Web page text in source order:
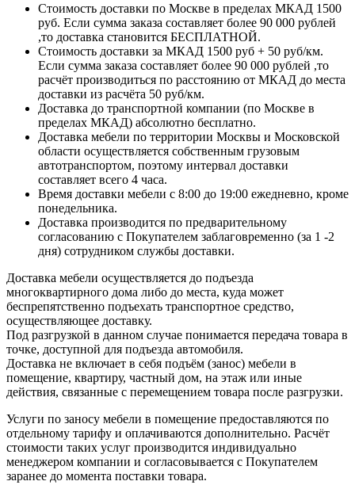
Стоимость доставки по Москве в пределах МКАД 1500
руб. Если сумма заказа составляет более 90 000 рублей
,то доставка становится БЕСПЛАТНОЙ.
Стоимость доставки за МКАД 1500 руб + 50 руб/км.
Если сумма заказа составляет более 90 000 рублей ,то
расчёт производиться по расстоянию от МКАД до места
доставки из расчёта 50 руб/км.
Доставка до транспортной компании (по Москве в
пределах МКАД) абсолютно бесплатно.
Доставка мебели по территории Москвы и Московской
области осуществляется собственным грузовым
автотранспортом, поэтому интервал доставки
составляет всего 4 часа.
Время доставки мебели с 8:00 до 19:00 ежедневно, кроме
понедельника.
Доставка производится по предварительному
согласованию с Покупателем заблаговременно (за 1 -2
дня) сотрудником службы доставки.
Доставка мебели осуществляется до подъезда
многоквартирного дома либо до места, куда может
беспрепятственно подъехать транспортное средство,
осуществляющее доставку.
Под разгрузкой в данном случае понимается передача товара в
точке, доступной для подъезда автомобиля.
Доставка не включает в себя подъём (занос) мебели в
помещение, квартиру, частный дом, на этаж или иные
действия, связанные с перемещением товара после разгрузки.
Услуги по заносу мебели в помещение предоставляются по
отдельному тарифу и оплачиваются дополнительно. Расчёт
стоимости таких услуг производится индивидуально
менеджером компании и согласовывается с Покупателем
заранее до момента поставки товара.